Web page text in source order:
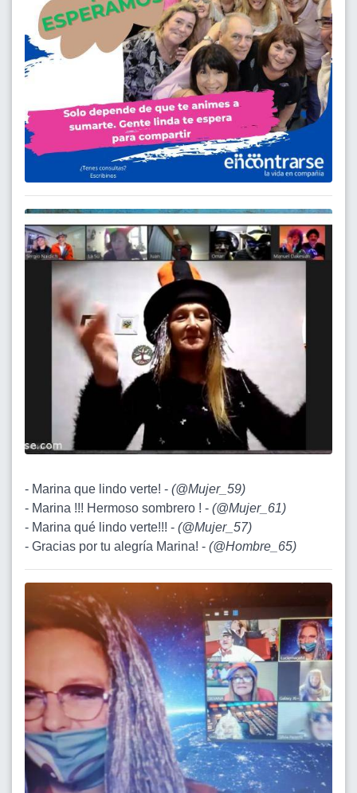
- Marina que lindo verte! - (@Mujer_59)
- Marina !!! Hermoso sombrero ! - (@Mujer_61)
- Marina qué lindo verte!!! - (@Mujer_57)
- Gracias por tu alegría Marina! - (@Hombre_65)